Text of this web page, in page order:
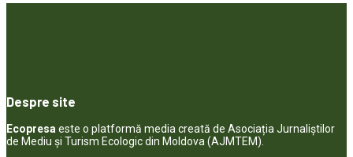
Despre site
Ecopresa este o platformă media creată de Asociația Jurnaliștilor
de Mediu și Turism Ecologic din Moldova (AJMTEM).